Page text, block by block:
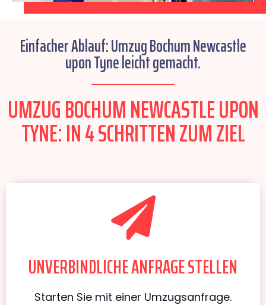
Einfacher Ablauf: Umzug Bochum Newcastle
upon Tyne leicht gemacht.
UMZUG BOCHUM NEWCASTLE UPON
TYNE: IN 4 SCHRITTEN ZUM ZIEL
UNVERBINDLICHE ANFRAGE STELLEN
Starten Sie mit einer Umzugsanfrage.